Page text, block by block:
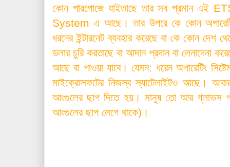
কোন পারপোজে যাইতাছে তার সব প্রমান এই
System এ আছে। তার উপরে কে কোন
ধরনের ইন্টারনেট ব্যবহার করেছে বা কে কোন
ডলার চুরি করতাছে বা আদান প্রদান বা লেনাদেনা
আছে বা পাওয়া যাবে। যেমন: ধরেন অপারেটিং
মাইক্রোসফটের নিজস্ব স্যাটেলাইটও আছে।
আংগুলের ছাপ দিতে হয়। মানুষ তো আর গ্লাভস
আংগুলের ছাপ লেগে থাকে)।